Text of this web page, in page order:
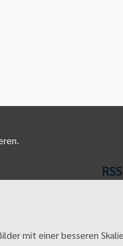
mit einer besseren